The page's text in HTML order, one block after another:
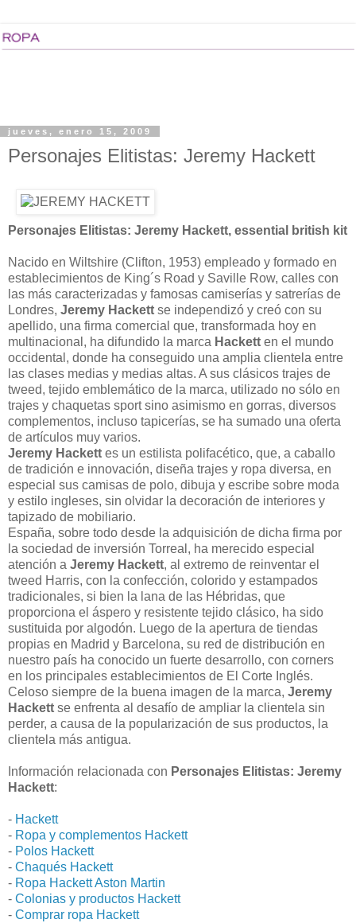
jueves, enero 15, 2009
Personajes Elitistas: Jeremy Hackett
Personajes Elitistas: Jeremy Hackett, essential british kit
Nacido en Wiltshire (Clifton, 1953) empleado y formado en
establecimientos de King´s Road y Saville Row, calles con
las más caracterizadas y famosas camiserías y satrerías de
Londres, Jeremy Hackett se independizó y creó con su
apellido, una firma comercial que, transformada hoy en
multinacional, ha difundido la marca Hackett en el mundo
occidental, donde ha conseguido una amplia clientela entre
las clases medias y medias altas. A sus clásicos trajes de
tweed, tejido emblemático de la marca, utilizado no sólo en
trajes y chaquetas sport sino asimismo en gorras, diversos
complementos, incluso tapicerías, se ha sumado una oferta
de artículos muy varios.
Jeremy Hackett es un estilista polifacético, que, a caballo
de tradición e innovación, diseña trajes y ropa diversa, en
especial sus camisas de polo, dibuja y escribe sobre moda
y estilo ingleses, sin olvidar la decoración de interiores y
tapizado de mobiliario.
España, sobre todo desde la adquisición de dicha firma por
la sociedad de inversión Torreal, ha merecido especial
atención a Jeremy Hackett, al extremo de reinventar el
tweed Harris, con la confección, colorido y estampados
tradicionales, si bien la lana de las Hébridas, que
proporciona el áspero y resistente tejido clásico, ha sido
sustituida por algodón. Luego de la apertura de tiendas
propias en Madrid y Barcelona, su red de distribución en
nuestro país ha conocido un fuerte desarrollo, con corners
en los principales establecimientos de El Corte Inglés.
Celoso siempre de la buena imagen de la marca, Jeremy
Hackett se enfrenta al desafío de ampliar la clientela sin
perder, a causa de la popularización de sus productos, la
clientela más antigua.
Información relacionada con Personajes Elitistas: Jeremy
Hackett:
- Hackett
- Ropa y complementos Hackett
- Polos Hackett
- Chaqués Hackett
- Ropa Hackett Aston Martin
- Colonias y productos Hackett
- Comprar ropa Hackett